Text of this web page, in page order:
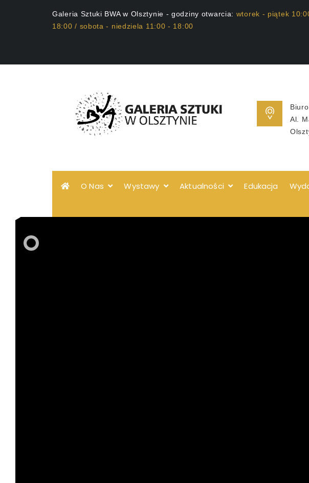
Galeria Sztuki BWA w Olsztynie - godziny otwarcia: wtorek - piątek
18:00 / sobota - niedziela 11:00 - 18:00
Al.
O Nas Wystawy Aktualności Edukacja